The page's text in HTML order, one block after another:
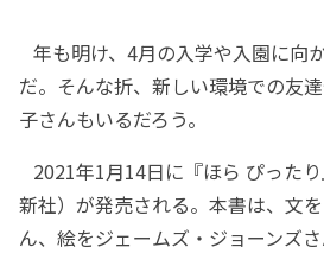
年も明け、4月の入学や入園に向
だ。そんな折、新しい環境での友
子さんもいるだろう。
2021年1月14日に『ほら ぴった
新社）が発売される。本書は、文
ん、絵をジェームズ・ジョーンズさ